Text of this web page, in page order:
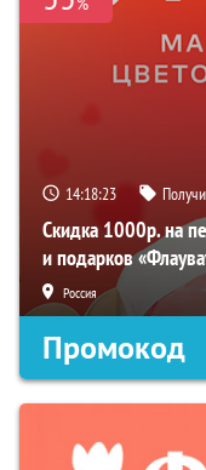
14:18:22
Скидка 1000р. на
и подарков
Россия
Промокод